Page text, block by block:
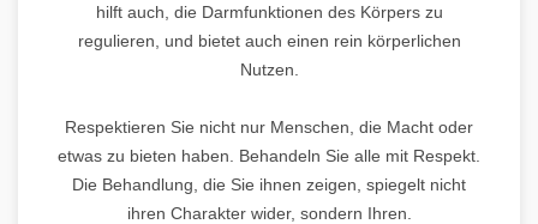
hilft auch, die Darmfunktionen des Körpers zu
regulieren, und bietet auch einen rein körperlichen
Nutzen.
Respektieren Sie nicht nur Menschen, die Macht oder
etwas zu bieten haben. Behandeln Sie alle mit Respekt.
Die Behandlung, die Sie ihnen zeigen, spiegelt nicht
ihren Charakter wider, sondern Ihren.